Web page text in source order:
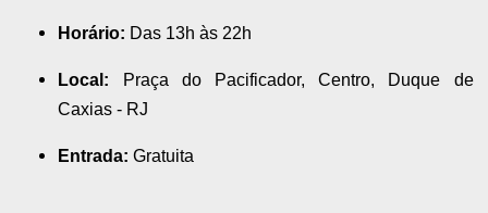
Horário: Das 13h às 22h
Local: Praça do Pacificador, Centro, Duque de
Caxias - RJ
Entrada: Gratuita